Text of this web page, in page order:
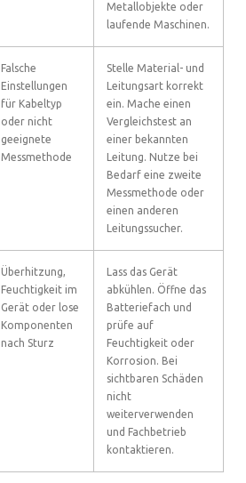
Metallobjekte oder
laufende Maschinen.
Falsche
Einstellungen
für Kabeltyp
oder nicht
geeignete
Messmethode
Stelle Material- und
Leitungsart korrekt
ein. Mache einen
Vergleichstest an
einer bekannten
Leitung. Nutze bei
Bedarf eine zweite
Messmethode oder
einen anderen
Leitungssucher.
Überhitzung,
Feuchtigkeit im
Gerät oder lose
Komponenten
nach Sturz
Lass das Gerät
abkühlen. Öffne das
Batteriefach und
prüfe auf
Feuchtigkeit oder
Korrosion. Bei
sichtbaren Schäden
nicht
weiterverwenden
und Fachbetrieb
kontaktieren.